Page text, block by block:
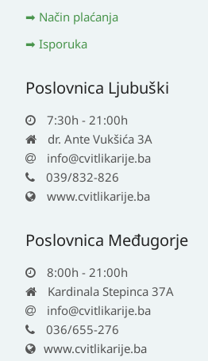
Način plaćanja
Isporuka
Poslovnica Ljubuški
7:30h - 21:00h
dr. Ante Vukšića 3A
info@cvitlikarije.ba
039/832-826
www.cvitlikarije.ba
Poslovnica Međugorje
8:00h - 21:00h
Kardinala Stepinca 37A
info@cvitlikarije.ba
036/655-276
www.cvitlikarije.ba